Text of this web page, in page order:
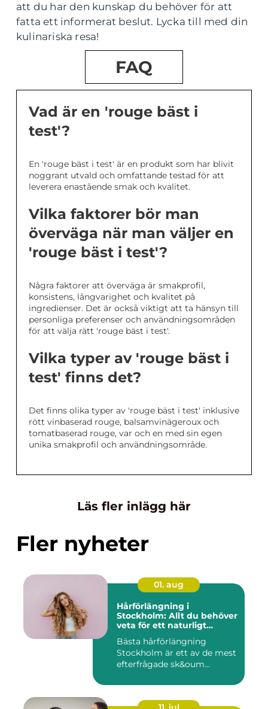
att du har den kunskap du behöver för att
fatta ett informerat beslut. Lycka till med din
kulinariska resa!
FAQ
Vad är en 'rouge bäst i
test'?
En 'rouge bäst i test' är en produkt som har blivit
noggrant utvald och omfattande testad för att
leverera enastående smak och kvalitet.
Vilka faktorer bör man
överväga när man väljer en
'rouge bäst i test'?
Några faktorer att överväga är smakprofil,
konsistens, långvarighet och kvalitet på
ingredienser. Det är också viktigt att ta hänsyn till
personliga preferenser och användningsområden
för att välja rätt 'rouge bäst i test'.
Vilka typer av 'rouge bäst i
test' finns det?
Det finns olika typer av 'rouge bäst i test' inklusive
rött vinbaserad rouge, balsamvinägeroux och
tomatbaserad rouge, var och en med sin egen
unika smakprofil och användningsområde.
Läs fler inlägg här
Fler nyheter
01. aug
Hårförlängning i
Stockholm: Allt du behöver
veta för ett naturligt
Bästa hårförlängning
Stockholm är ett av de mest
efterfrågade sk&oum...